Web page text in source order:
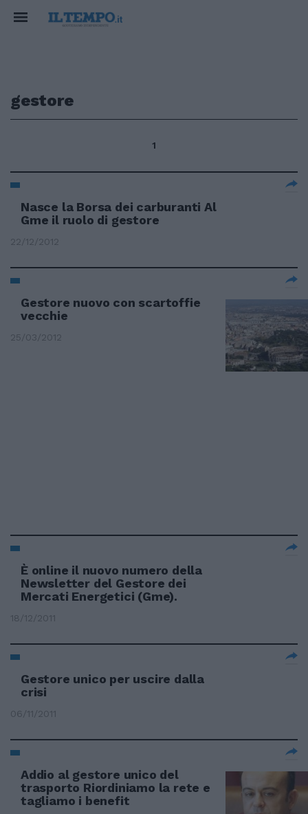
gestore
1
Nasce la Borsa dei carburanti Al
Gme il ruolo di gestore
22/12/2012
Gestore nuovo con scartoffie
vecchie
25/03/2012
È online il nuovo numero della
Newsletter del Gestore dei
Mercati Energetici (Gme).
18/12/2011
Gestore unico per uscire dalla
crisi
06/11/2011
Addio al gestore unico del
trasporto Riordiniamo la rete e
tagliamo i benefit